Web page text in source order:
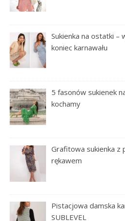
Sukienka na ostatki –
koniec karnawału
5 fasonów sukienek
kochamy
Grafitowa sukienka z
rękawem
Pistacjowa damska
SUBLEVEL